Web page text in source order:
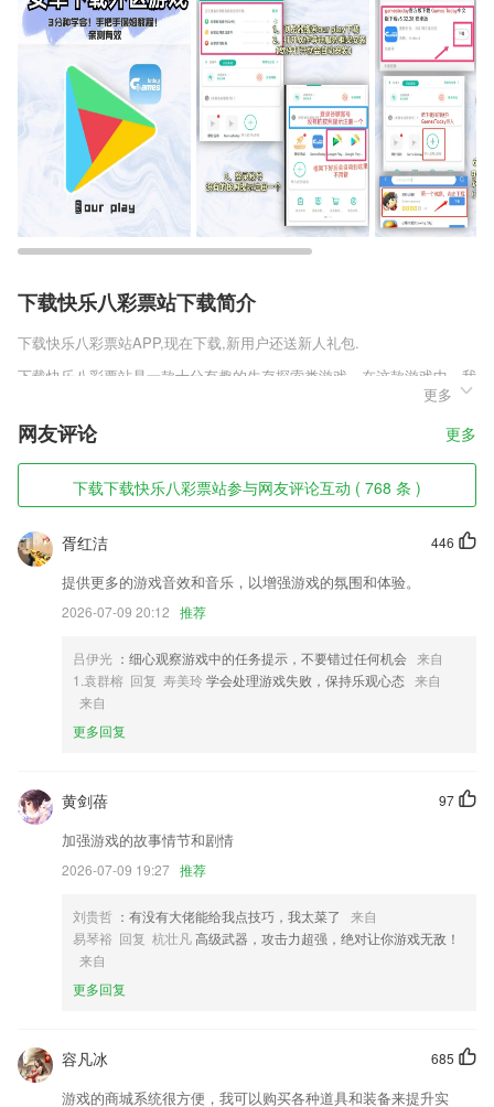
下载快乐八彩票站下载简介
下载快乐八彩票站APP,现在下载,新用户还送新人礼包.
下载快乐八彩票站是一款十分有趣的生存探索类游戏，在这款游戏中，我
们将会和一个神秘的男孩一起，去探索这个黑暗森林的真相，时空之门遭
到了破坏，于是各种黑暗生物都在其中蔓延。我们的主角就需要在这个充
满层层危险的世界找到解决的方法。
下载快乐八彩票站软件特色
1,投诉管理:及时处理业主的投诉,以更好的社区生活体验回报业主
2,0~1岁:看颜色、图案
3,27个简单的小主题分为3个大主题。
4,提供最大的视频教学直播平台，各省的教学直播管理
6,【音频混合】
下载快乐八彩票站软件优势
2.对于参加培训的家政人员，平台有专业的考试课程，用户也可以向软件
投放自主简历或者是申报证书，所有的学考记录信息也可以在这里得到查
询
3.经典书籍都在上面了，你可以制定专属于自己的阅读计划信息什幺的
5.提供多种体裁、海量类型、不同字数的中英文。既有优秀的范文，也有
精美的片段，丰富你的素材库！
6.驾考社区：还支持求助、吐槽、晒驾照、抢福利，全国各地学员一起交
增加了推荐超话模块，快速发现你的兴趣社区
更多
网友评论 更多
下载下载快乐八彩票站参与网友评论互动 ( 768 条 )
446
胥红洁
提供更多的游戏音效和音乐，以增强游戏的氛围和体验。
2026-07-09 20:12 推荐
吕伊光 ：细心观察游戏中的任务提示，不要错过任何机会 来自
1.袁群榕 回复 寿美玲 学会处理游戏失败，保持乐观心态 来自
来自
更多回复
97
黄剑蓓
加强游戏的故事情节和剧情
2026-07-09 19:27 推荐
刘贵哲 ：有没有大佬能给我点技巧，我太菜了
来自
易琴裕 回复 杭壮凡高级武器，攻击力超强，绝对让你游戏无敌！
来自
更多回复
685
容凡冰
游戏的商城系统很方便，我可以购买各种道具和装备来提升实